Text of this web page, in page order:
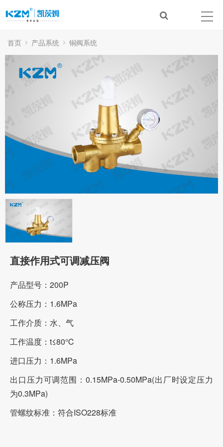
首页 产品系统 铜阀系统
直接作用式可调减压阀
产品型号：200P
公称压力：1.6MPa
工作介质：水、气
工作温度：t≤80℃
进口压力：1.6MPa
出口压力可调范围：0.15MPa-0.50MPa(出厂时设定压力
为0.3MPa)
管螺纹标准：符合ISO228标准